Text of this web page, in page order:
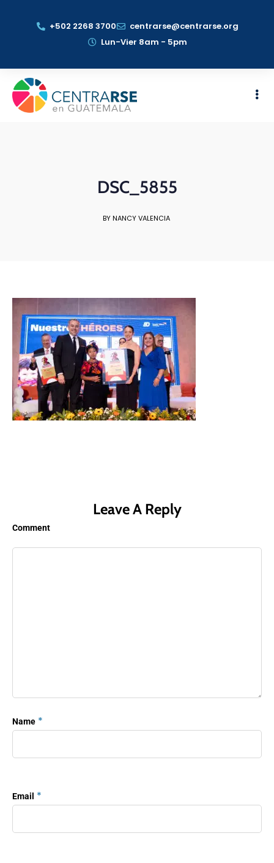
+502 2268 3700
centrarse@centrarse.org
Lun-Vier 8am - 5pm
DSC_5855
BY NANCY VALENCIA
Leave A Reply
Comment
Name *
Email *